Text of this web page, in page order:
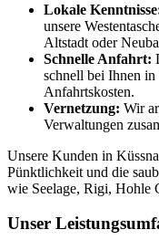
Lokale
unsere
Altstadt oder
Schnelle Anfahrt:
schnell bei Ihnen
Anfahrtskosten.
Vernetzung: Wir
Verwaltungen
Unsere Kunden in
Pünktlichkeit und die
wie Seelage, Rigi, Hohle
Unser